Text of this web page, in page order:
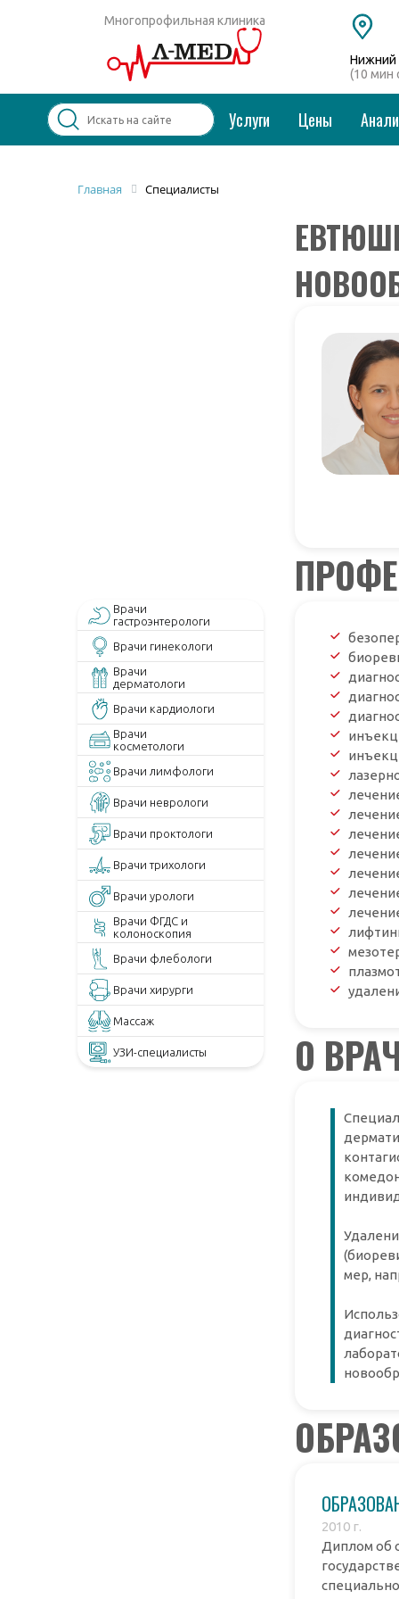
Многопрофильная клиника
Нижний
(10 мин
Услуги Цены
Популярные запросы
Колоноскопия и ФГДС
Главная Специалисты
Врачи
гастроэнтерологи
Врачи гинекологи
Врачи
дерматологи
Врачи кардиологи
Врачи
косметологи
Врачи лимфологи
Врачи неврологи
Врачи проктологи
Врачи трихологи
Врачи урологи
Врачи ФГДС и
колоноскопия
Врачи флебологи
Врачи хирурги
Массаж
УЗИ-специалисты О
мер,
2010 г.
Диплом об